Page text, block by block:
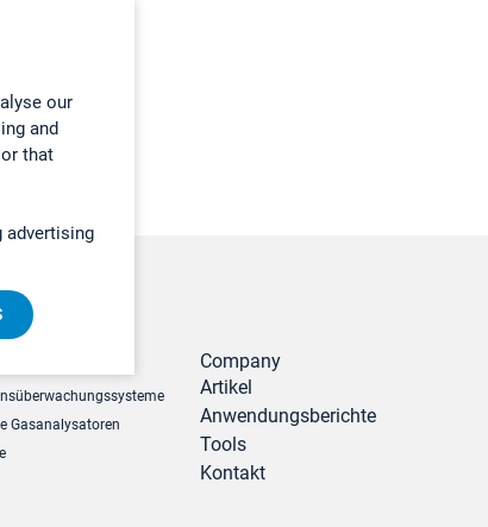
our
and
that
advertising
Gasanalysatoren
Company
Artikel
Anwendungsberichte
Tools
Kontakt